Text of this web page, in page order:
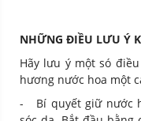
NHỮNG ĐIỀU LƯU Ý
Hãy lưu ý một só
hương nước hoa một
- Bí quyết giữ nước